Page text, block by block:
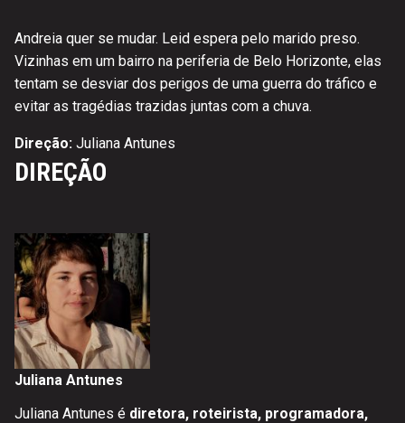
Andreia quer se mudar. Leid espera pelo marido preso.
Vizinhas em um bairro na periferia de Belo Horizonte, elas
tentam se desviar dos perigos de uma guerra do tráfico e
evitar as tragédias trazidas juntas com a chuva.
Direção: Juliana Antunes
DIREÇÃO
Juliana Antunes
Juliana Antunes é diretora, roteirista, programadora,